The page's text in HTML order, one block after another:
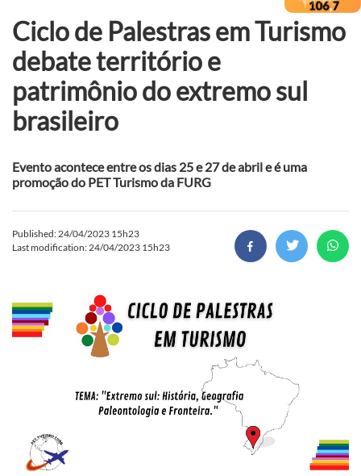
Ciclo de Palestras em Turismo
debate território e
patrimônio do extremo sul
brasileiro
Evento acontece entre os dias 25 e 27 de abril e é uma
promoção do PET Turismo da FURG
Published: 24/04/2023 15h23
Last modification: 24/04/2023 15h23